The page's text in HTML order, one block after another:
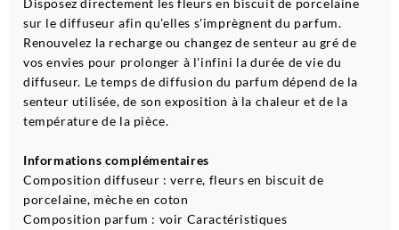
Disposez directement les fleurs en biscuit de porcelaine
sur le diffuseur afin qu'elles s'imprègnent du parfum.
Renouvelez la recharge ou changez de senteur au gré de
vos envies pour prolonger à l'infini la durée de vie du
diffuseur. Le temps de diffusion du parfum dépend de la
senteur utilisée, de son exposition à la chaleur et de la
température de la pièce.
Informations complémentaires
Composition diffuseur : verre, fleurs en biscuit de
porcelaine, mèche en coton
Composition parfum : voir Caractéristiques